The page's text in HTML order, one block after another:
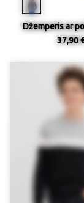
Džemperis ar
37,90